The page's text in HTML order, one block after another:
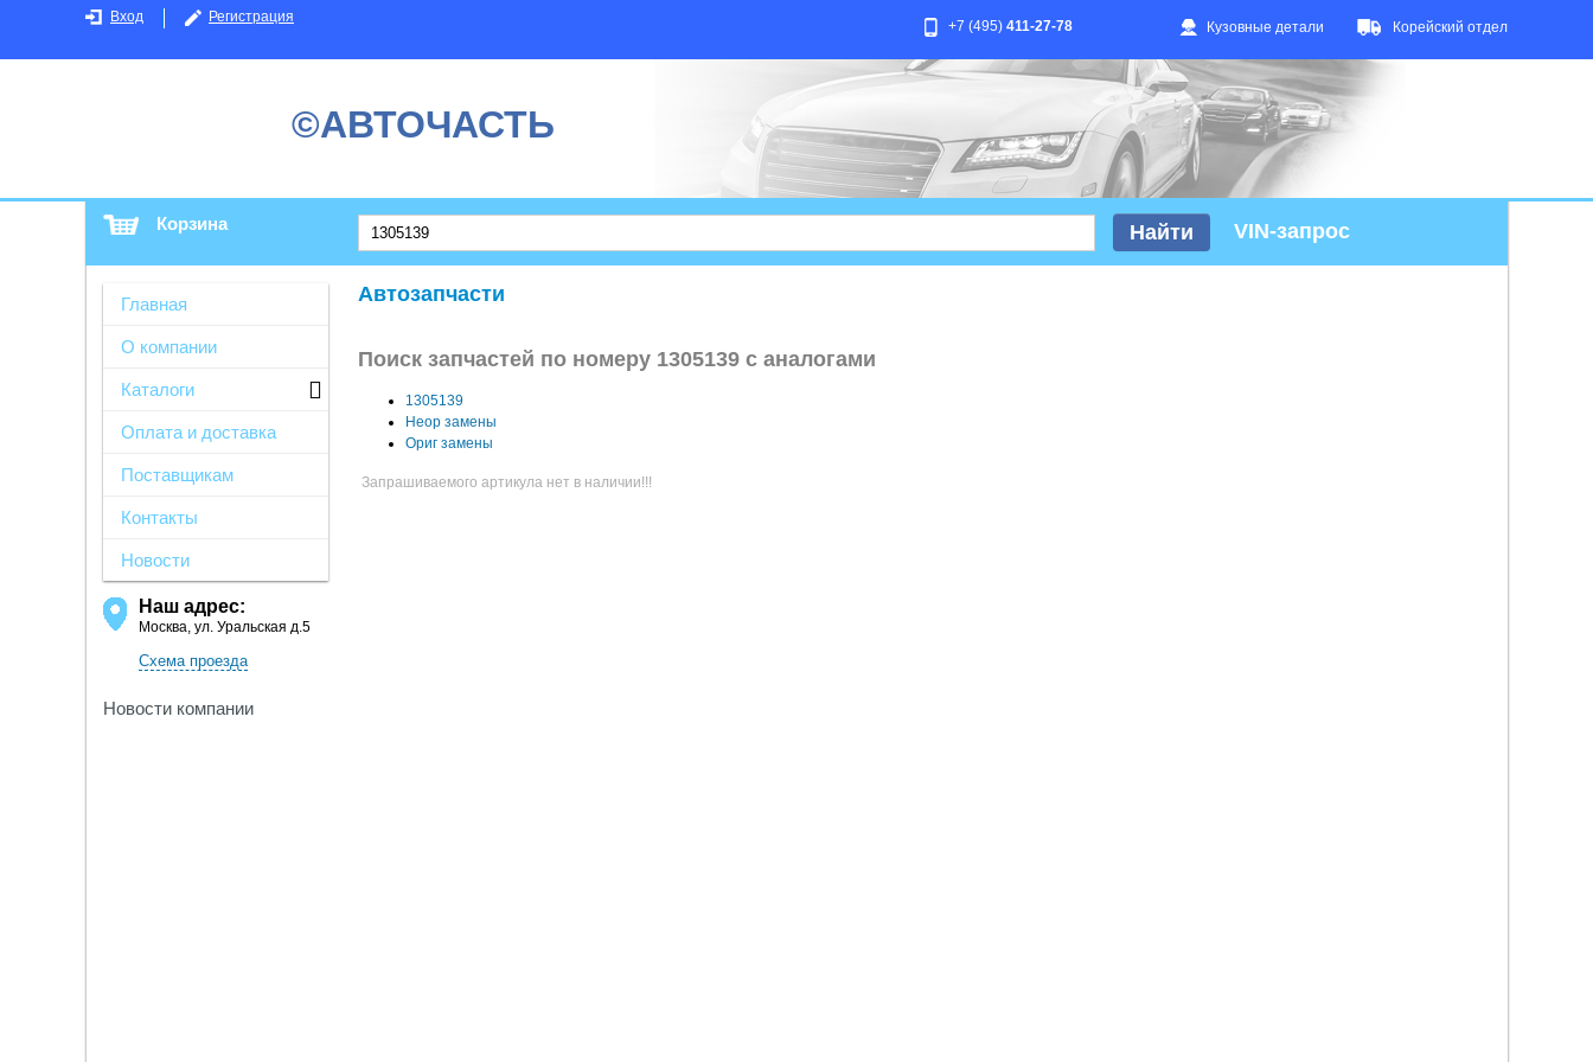
Вход Регистрация
Кузовные детали Корейский отдел
+7 (495) 411-27-78
©АВТОЧАСТЬ
Корзина VIN-запрос
Главная
О компании
Каталоги
Оплата и доставка
Поставщикам
Контакты
Новости
Наш адрес:
Москва, ул. Уральская д.5
Схема проезда
Новости компании
Автозапчасти
Поиск запчастей по номеру 1305139 с аналогами
1305139
Неор замены
Ориг замены
Запрашиваемого артикула нет в наличии!!!